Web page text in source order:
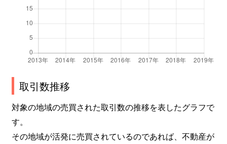
取引数推移
対象の地域の売買された取引数の推移を表したグラフで
す。
その地域が活発に売買されているのであれば、不動産が